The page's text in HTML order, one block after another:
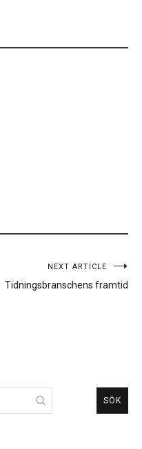
NEXT ARTICLE
Tidningsbranschens framtid